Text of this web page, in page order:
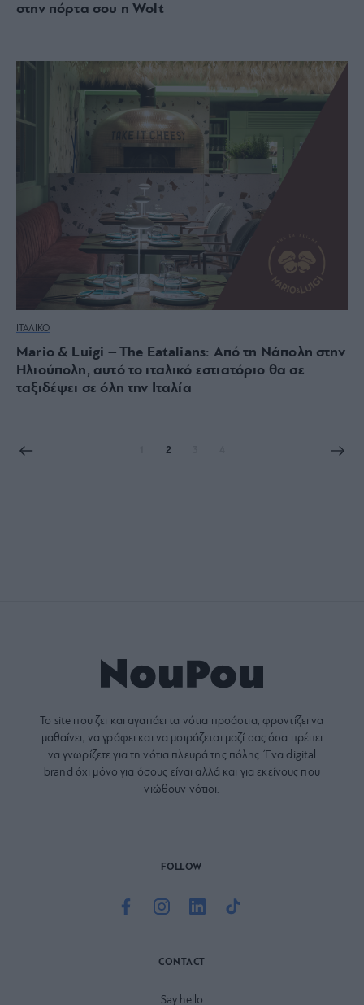
στην πόρτα σου η Wolt
ΙΤΑΛΙΚΟ
Mario & Luigi – The Eatalians: Από τη Νάπολη στην
Ηλιούπολη, αυτό το ιταλικό εστιατόριο θα σε
ταξιδέψει σε όλη την Ιταλία
2
Το site που ζει και αγαπάει τα νότια προάστια, φροντίζει να
μαθαίνει, να γράφει και να μοιράζεται μαζί σας όσα πρέπει
να γνωρίζετε για τη νότια πλευρά της πόλης. Ένα digital
brand όχι μόνο για όσους είναι αλλά και για εκείνους που
νιώθουν νότιοι.
FOLLOW
CONTACT
Say hello